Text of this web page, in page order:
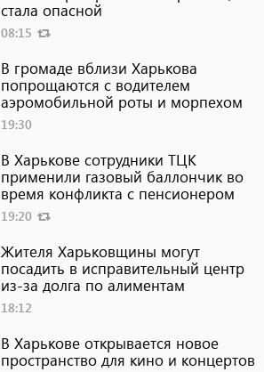
стала опасной
08:15
В громаде вблизи Харькова
попрощаются с водителем
аэромобильной роты и морпехом
19:30
В Харькове сотрудники ТЦК
применили газовый баллончик во
время конфликта с пенсионером
19:20
Жителя Харьковщины могут
посадить в исправительный центр
из-за долга по алиментам
18:12
В Харькове открывается новое
пространство для кино и концертов